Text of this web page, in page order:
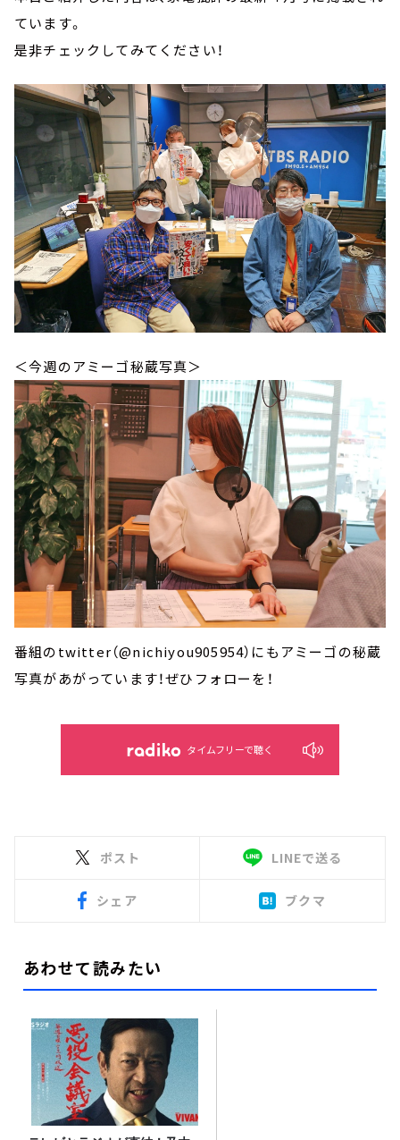
ています。
是非チェックしてみてください！
＜今週のアミーゴ秘蔵写真＞
番組のtwitter（@nichiyou905954）にもアミーゴの秘蔵
写真があがっています！ぜひフォローを！
タイムフリーで聴く
ポスト LINEで送る
シェア ブクマ
あわせて読みたい